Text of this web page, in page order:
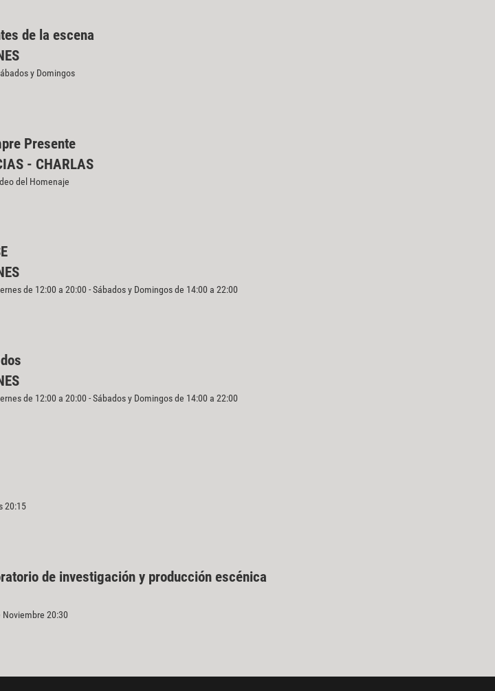
de la escena
y Domingos
Presente
- CHARLAS
del Homenaje
de 12:00 a 20:00 - Sábados y Domingos de 14:00 a 22:00
de 12:00 a 20:00 - Sábados y Domingos de 14:00 a 22:00
20:15
de investigación y producción escénica
Noviembre 20:30